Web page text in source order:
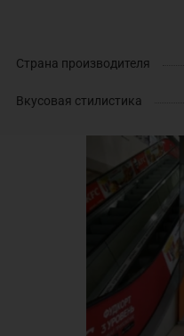
Страна производителя
Вкусовая стилистика